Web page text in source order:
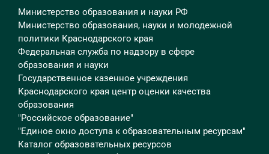
Министерство образования и науки РФ
Министерство образования, науки и молодежной
политики Краснодарского края
Федеральная служба по надзору в сфере
образования и науки
Государственное казенное учреждения
Краснодарского края центр оценки качества
образования
"Российское образование"
"Единое окно доступа к образовательным ресурсам"
Каталог образовательных ресурсов